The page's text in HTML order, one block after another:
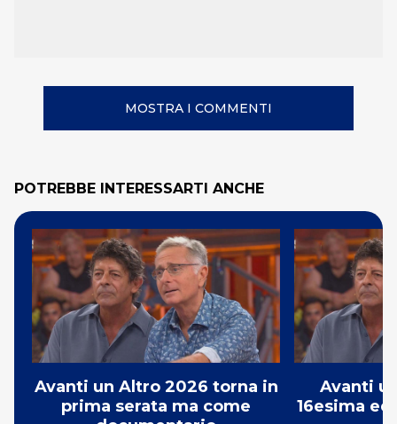
MOSTRA I COMMENTI
POTREBBE INTERESSARTI ANCHE
Avanti un Altro 2026 torna in
prima serata ma come
Avanti
16esima